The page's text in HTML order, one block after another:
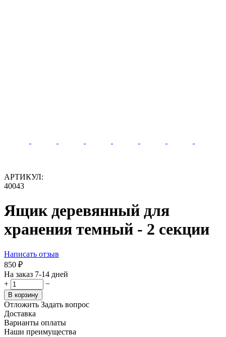
АРТИКУЛ:
40043
Ящик деревянный для
хранения темный - 2 секции
Написать отзыв
‍850‍ ₽
На заказ 7-14 дней
+
−
В корзину
Отложить Задать вопрос
Доставка
Варианты оплаты
Наши преимущества